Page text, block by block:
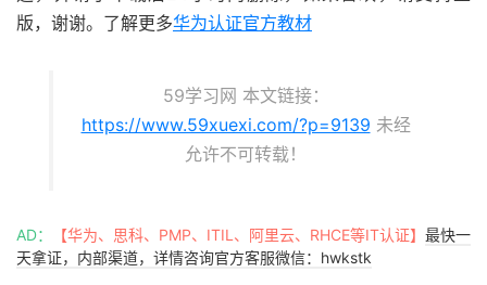
版，谢谢。了解更多华为认证官方教材
59学习网 本文链接：
https://www.59xuexi.com/?p=9139 未经
允许不可转载！
AD： 【华为、思科、PMP、ITIL、阿里云、RHCE等IT认证】 最快一
天拿证，内部渠道，详情咨询官方客服微信：hwkstk